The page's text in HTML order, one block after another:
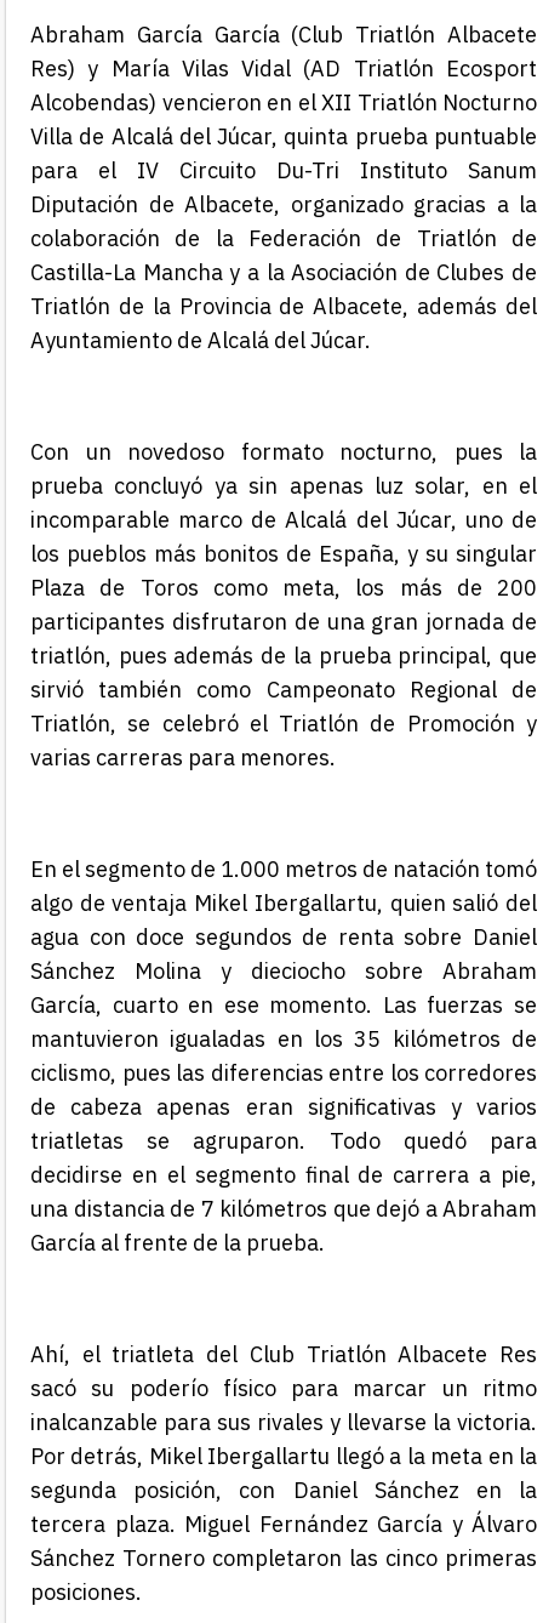
Abraham García García(Club Triatlón Albacete
Res) y María Vilas Vidal (AD Triatlón Ecosport
Alcobendas) vencieron en elXII Triatlón Nocturno
Villa de Alcalá del Júcar, quinta prueba puntuable
para el IV Circuito Du-Tri Instituto Sanum
Diputación de Albacete, organizado gracias a la
colaboración de la Federación de Triatlón de
Castilla-La Mancha y a la Asociación de Clubes de
Triatlón de la Provincia de Albacete, además del
Ayuntamiento de Alcalá del Júcar.
Con un novedoso formato nocturno, pues la
prueba concluyó ya sin apenas luz solar, en el
incomparable marco de Alcalá del Júcar, uno de
los pueblos más bonitos de España, y su singular
Plaza de Toros como meta, los más de 200
participantes disfrutaron de una gran jornada de
triatlón, pues además de la prueba principal, que
sirvió también como Campeonato Regional de
Triatlón, se celebró el Triatlón de Promoción y
varias carreras para menores.
En el segmento de 1.000 metros de natación tomó
algo de ventaja Mikel Ibergallartu, quien salió del
agua con doce segundos de renta sobre Daniel
Sánchez Molina y dieciocho sobre Abraham
García, cuarto en ese momento. Las fuerzas se
mantuvieron igualadas en los 35 kilómetros de
ciclismo, pues las diferencias entre los corredores
de cabeza apenas eran significativas y varios
triatletas se agruparon. Todo quedó para
decidirse en el segmento final de carrera a pie,
una distancia de 7 kilómetros que dejó a Abraham
García al frente de la prueba.
Ahí, el triatleta del Club Triatlón Albacete Res
sacó su poderío físico para marcar un ritmo
inalcanzable para sus rivales y llevarse la victoria.
Por detrás, Mikel Ibergallartu llegó a la meta en la
segunda posición, con Daniel Sánchez en la
tercera plaza. Miguel Fernández García y Álvaro
Sánchez Tornero completaron las cinco primeras
posiciones.